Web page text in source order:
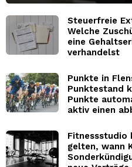
Steuerfreie
Welche
eine
verhandelst
Punkte in
Punktestand
Punkte
aktiv einen
Fitnessstudio
gelten, wann